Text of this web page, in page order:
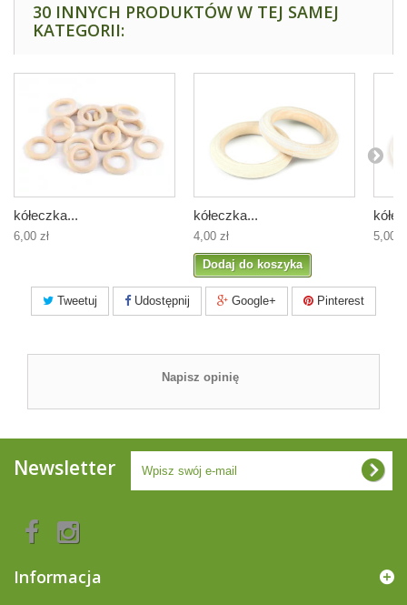
30 INNYCH PRODUKTÓW W TEJ SAMEJ
KATEGORII:
kółeczka...
6,00 zł
kółeczka...
4,00 zł
Dodaj do koszyka
5,00
Tweetuj Udostępnij Google+ Pinterest
Napisz opinię
Newsletter
Informacja